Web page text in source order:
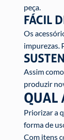
peça.
FÁCIL
Os
impurezas.
Assim
produzir
QUAL
Priorizar a
forma de
Com itens